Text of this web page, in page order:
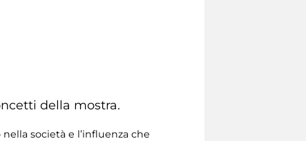
della mostra.
società e l’influenza che